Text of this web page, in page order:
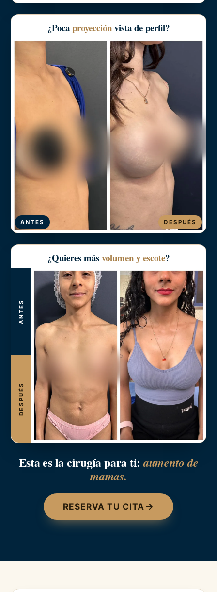
¿Pocaproyecciónvista de perfil?
ANTES DESPUÉS
¿Quieres másvolumen y escote?
ANTES
DESPUÉS
Esta es la cirugía para ti:aumento de
mamas.
RESERVA TU CITA